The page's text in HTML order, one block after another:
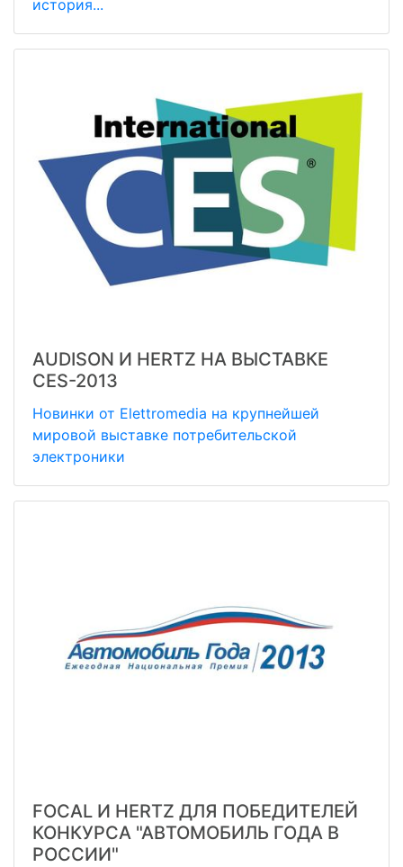
история...
AUDISON И HERTZ НА ВЫСТАВКЕ
CES-2013
Новинки от Elettromedia на крупнейшей
мировой выставке потребительской
электроники
FOCAL И HERTZ ДЛЯ ПОБЕДИТЕЛЕЙ
КОНКУРСА "АВТОМОБИЛЬ ГОДА В
РОССИИ"